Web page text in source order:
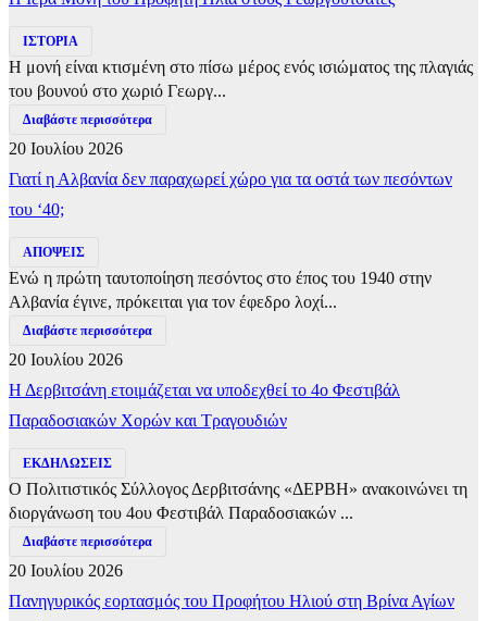
ΙΣΤΟΡΙΑ
Η μονή είναι κτισμένη στο πίσω μέρος ενός ισιώματος της πλαγιάς
του βουνού στο χωριό Γεωργ...
Διαβάστε περισσότερα
20 Ιουλίου 2026
Γιατί η Αλβανία δεν παραχωρεί χώρο για τα οστά των πεσόντων
του ‘40;
ΑΠΟΨΕΙΣ
Ενώ η πρώτη ταυτοποίηση πεσόντος στο έπος του 1940 στην
Αλβανία έγινε, πρόκειται για τον έφεδρο λοχί...
Διαβάστε περισσότερα
20 Ιουλίου 2026
Η Δερβιτσάνη ετοιμάζεται να υποδεχθεί το 4ο Φεστιβάλ
Παραδοσιακών Χορών και Τραγουδιών
ΕΚΔΗΛΩΣΕΙΣ
Ο Πολιτιστικός Σύλλογος Δερβιτσάνης «ΔΕΡΒΗ» ανακοινώνει τη
διοργάνωση του 4ου Φεστιβάλ Παραδοσιακών ...
Διαβάστε περισσότερα
20 Ιουλίου 2026
Πανηγυρικός εορτασμός του Προφήτου Ηλιού στη Βρίνα Αγίων